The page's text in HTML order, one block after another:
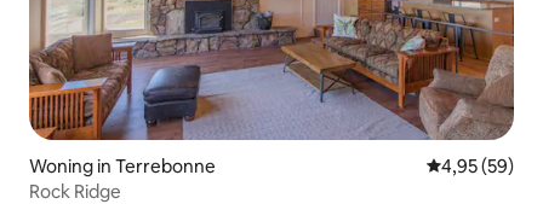
Woning in Terrebonne Gemiddelde
4,95 (59)
Rock Ridge